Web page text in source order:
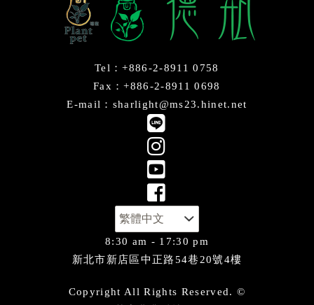
Tel：+886-2-8911 0758
Fax：+886-2-8911 0698
E-mail：sharlight@ms23.hinet.net
8:30 am - 17:30 pm
新北市新店區中正路54巷20號4樓
Copyright All Rights Reserved. ©